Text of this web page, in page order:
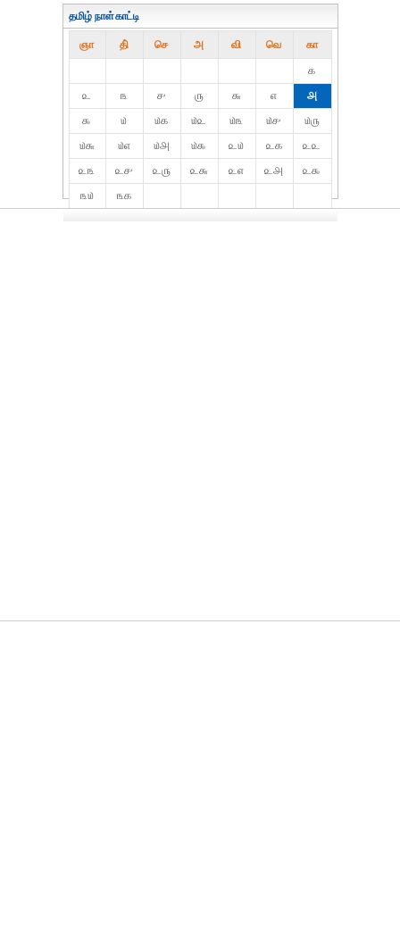
தமிழ் நாள்காட்டி
ஞா தி் செ அ வி வெ கா
௧
௨
௩ ௪ ௫ ௬ ௭
௮
௯
௰ ௰௧ ௰௨ ௰௩ ௰௪
௰௫
௰௬
௰௭ ௰௮ ௰௯ ௨௰ ௨௧
௨௨
௨௩
௨௪ ௨௫ ௨௬ ௨௭ ௨௮
௨௯
௩௰
௩௧